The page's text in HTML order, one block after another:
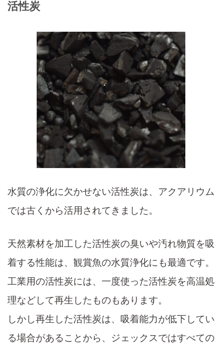
活性炭
水質の浄化に欠かせない活性炭は、アクアリウム
では古くから活用されてきました。
天然素材を加工した活性炭の臭いや汚れ物質を吸
着する性能は、観賞魚の水質浄化にも最適です。
工業用の活性炭には、一度使った活性炭を高温処
理などして再生したものもあります。
しかし再生した活性炭は、吸着能力が低下してい
る場合があることから、ジェックスではすべての